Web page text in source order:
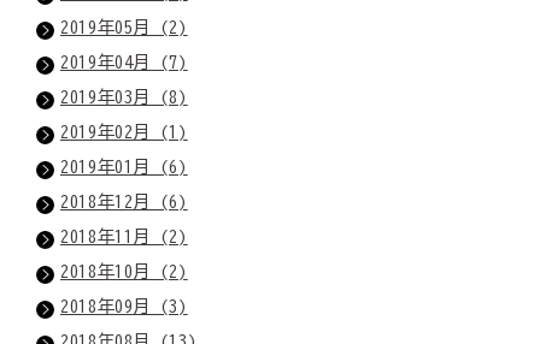
2019年05月 (2)
2019年04月 (7)
2019年03月 (8)
2019年02月 (1)
2019年01月 (6)
2018年12月 (6)
2018年11月 (2)
2018年10月 (2)
2018年09月 (3)